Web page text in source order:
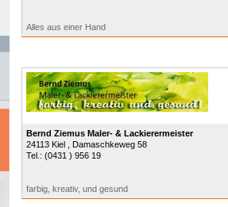
Alles aus einer Hand
Bernd Ziemus Maler- & Lackierermeister
24113 Kiel
, Damaschkeweg 58
Tel.: (0431 ) 956 19
farbig, kreativ, und gesund